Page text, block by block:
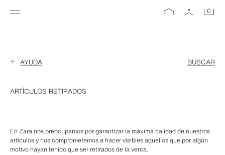
0
AYUDA BUSCAR
ARTÍCULOS RETIRADOS
En Zara nos preocupamos por garantizar la máxima calidad de nuestros
artículos y nos comprometemos a hacer visibles aquellos que por algún
motivo hayan tenido que ser retirados de la venta.